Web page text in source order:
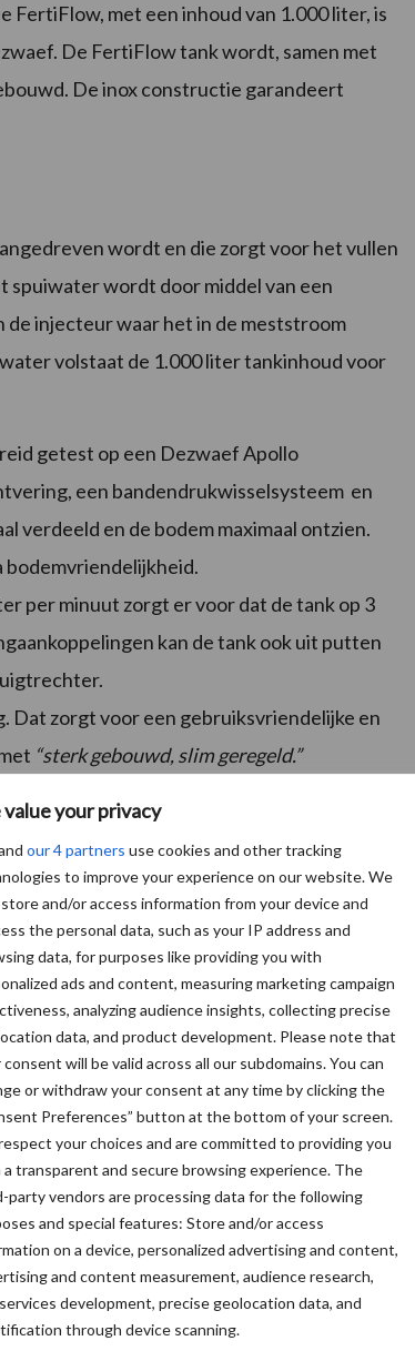
your privacy
our 4 partners use cookies and other tracking
to improve your experience on our website. We
and/or access information from your device and
the personal data, such as your IP address and
data, for purposes like providing you with
ads and content, measuring marketing campaign
analyzing audience insights, collecting precise
data, and product development. Please note that
consent will be valid across all our subdomains. You can
or withdraw your consent at any time by clicking the
Preferences” button at the bottom of your screen.
your choices and are committed to providing you
transparent and secure browsing experience. The
party vendors are processing data for the following
and special features: Store and/or access
on a device, personalized advertising and content,
and content measurement, audience research,
development, precise geolocation data, and
through device scanning.
met een inhoud van 1.000 liter, is
De FertiFlow tank wordt, samen met
De inox constructie garandeert
wordt en die zorgt voor het vullen
wordt door middel van een
injecteur waar het in de meststroom
volstaat de 1.000 liter tankinhoud voor
getest op een Dezwaef Apollo
een bandendrukwisselsysteem en
verdeeld en de bodem maximaal ontzien.
bodemvriendelijkheid.
per minuut zorgt er voor dat de tank op 3
kan de tank ook uit putten
Dat zorgt voor een gebruiksvriendelijke en
“sterk gebouwd, slim geregeld.”